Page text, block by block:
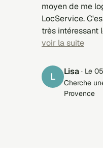
moyen de me
LocService. C'est un service qui est
très intéressant
à la recherche
vous de faire votre
de perdre du
un site que je
voir la suite
L Lisa · Le
Cherche
Provence